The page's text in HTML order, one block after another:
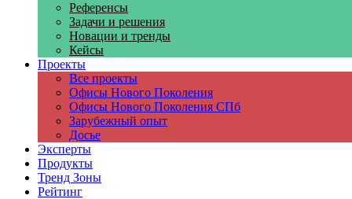
Референсы
Задачи и решения
Новации и тренды
Кейсы
Проекты
Все проекты
Офисы Нового Поколения
Офисы Нового Поколения СПб
Зарубежный опыт
Досье
Эксперты
Продукты
Тренд Зоны
Рейтинг